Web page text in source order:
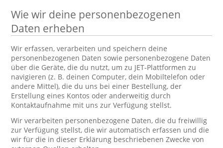
Wie wir deine personenbezogenen
Daten erheben
Wir erfassen, verarbeiten und speichern deine
personenbezogenen Daten sowie personenbezogene Daten
über die Geräte, die du nutzt, um zu JET-Plattformen zu
navigieren (z. B. deinen Computer, dein Mobiltelefon oder
andere Mittel), die du uns bei einer Bestellung, der
Erstellung eines Kontos oder anderweitig durch
Kontaktaufnahme mit uns zur Verfügung stellst.
Wir verarbeiten personenbezogene Daten, die du freiwillig
zur Verfügung stellst, die wir automatisch erfassen und die
wir für die in dieser Erklärung beschriebenen Zwecke von